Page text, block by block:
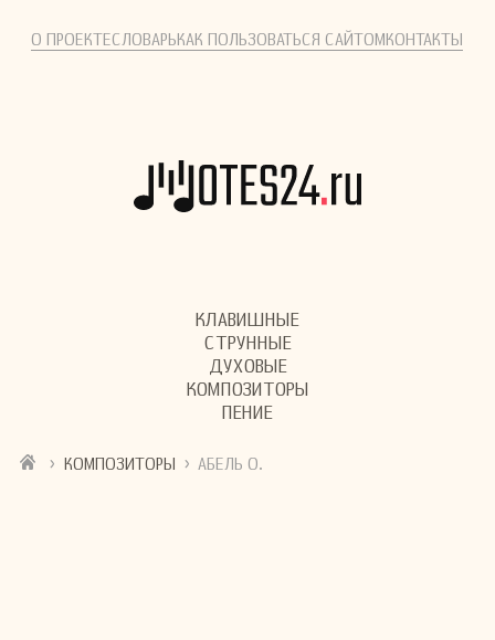
О ПРОЕКТЕСЛОВАРЬКАК ПОЛЬЗОВАТЬСЯ САЙТОМКОНТАКТЫ
КЛАВИШНЫЕ
СТРУННЫЕ
ДУХОВЫЕ
КОМПОЗИТОРЫ
ПЕНИЕ
› КОМПОЗИТОРЫ › АБЕЛЬ О.